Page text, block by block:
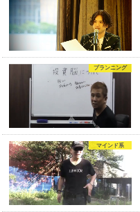
プランニング
マインド系